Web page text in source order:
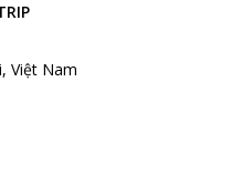
một trong những trung
khách tham quan mỗi
Chợ Bến Thành náo
hóa của người Việt, Nhà
Dinh Độc Lập… cùng nhiều
văn hóa, lịch sử của cả dân
Việt Nam